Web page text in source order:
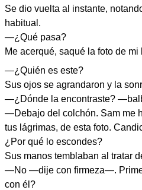
Se dio vuelta al instante,
habitual.
—¿Qué pasa?
Me acerqué, saqué la foto de
—¿Quién es este?
Sus ojos se agrandaron y la
—¿Dónde la encontraste?
—Debajo del colchón. Sam me
tus lágrimas, de esta foto.
¿Por qué lo escondes?
Sus manos temblaban al tratar
—No —dije con firmeza—.
con él?